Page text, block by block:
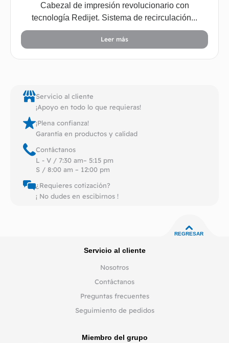
Cabezal de impresión revolucionario con
tecnología Redijet. Sistema de recirculación...
Leer más
Servicio al cliente
¡Apoyo en todo lo que requieras!
¡Plena confianza!
Garantía en productos y calidad
Contáctanos
L - V / 7:30 am– 5:15 pm
S / 8:00 am – 12:00 pm
¿Requieres cotización?
¡ No dudes en escibirnos !
REGRESAR
Servicio al cliente
Nosotros
Contáctanos
Preguntas frecuentes
Seguimiento de pedidos
Miembro del grupo